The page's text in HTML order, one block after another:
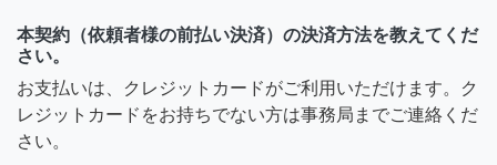
本契約（依頼者様の前払い決済）の決済方法を教えてくだ
さい。
お支払いは、クレジットカードがご利用いただけます。ク
レジットカードをお持ちでない方は事務局までご連絡くだ
さい。